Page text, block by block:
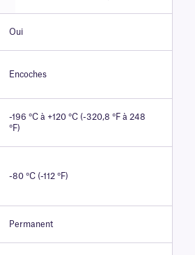
Oui
Encoches
-196 °C à +120 °C (-320,8 °F à 248
°F)
-80 °C (-112 °F)
Permanent